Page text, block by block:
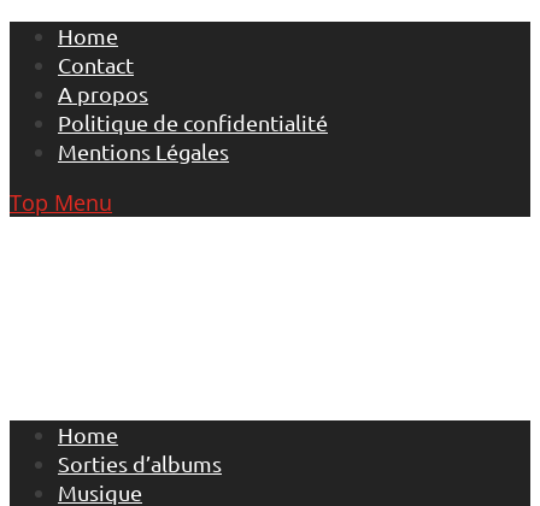
Skip
content
Home
Contact
A propos
Politique de confidentialité
Mentions Légales
Top Menu
Home
Sorties d’albums
Musique